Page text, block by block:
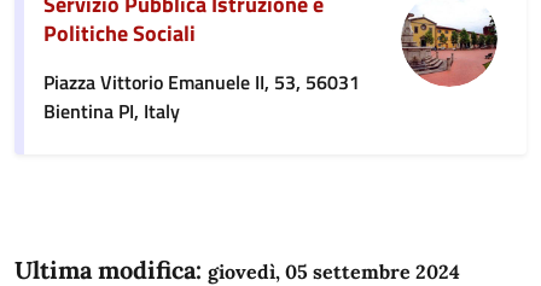
Politiche Sociali
Piazza Vittorio Emanuele II, 53, 56031
Bientina PI, Italy
Ultima modifica: giovedì, 05 settembre 2024